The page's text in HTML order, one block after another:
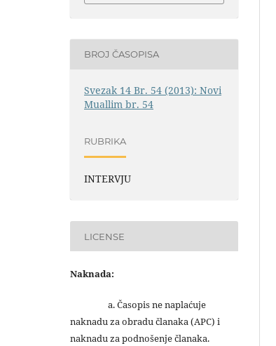
BROJ ČASOPISA
Svezak 14 Br. 54 (2013): Novi
Muallim br. 54
RUBRIKA
INTERVJU
LICENSE
Naknada:
a. Časopis ne naplaćuje
naknadu za obradu članaka (APC) i
naknadu za podnošenje članaka.